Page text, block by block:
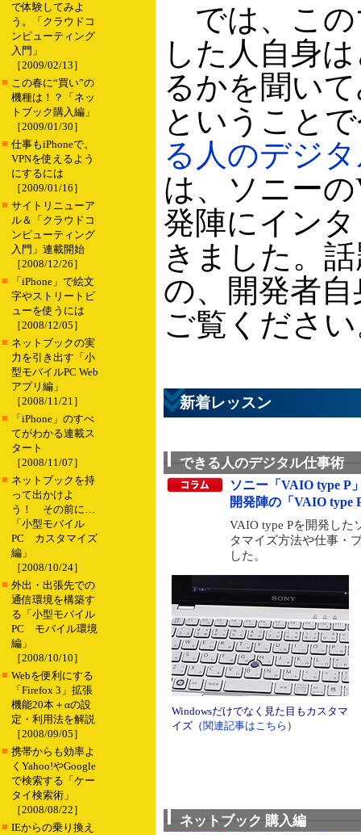
で体験してみよ
う。「クラウドコ
ンピューティング
入門」
［2009/02/13］
■ この春に“買い”の
機種は！？「ネッ
トブック購入編」
［2009/01/30］
■ 仕事もiPhoneで。
VPNを使えるよう
にするには
［2009/01/16］
■ サイトリニューア
ル＆「クラウドコ
ンピューティング
入門」連載開始
［2008/12/26］
■
「iPhone」で絵文
字やストリートビ
ューを使うには
［2008/12/05］
■ ネットブックの実
力を引き出す「小
型モバイルPC Web
アプリ編」
［2008/11/21］
■
「iPhone」のすべ
てがわかる連載ス
タート
［2008/11/07］
■ ネットブックを持
って出かけよ
う！ その前に…
「小型モバイル
PC カスタマイズ
編」
［2008/10/24］
■ 外出・出張先での
通信環境を構築す
る「小型モバイル
PC モバイル環境
編」
［2008/10/10］
■ Webを便利にする
「Firefox 3」拡張
機能20本＋αの設
定・利用法を解説
［2008/09/05］
■ 携帯からも効率よ
くYahoo!やGoogle
で検索する「ケー
タイ検索術」
［2008/08/22］
■ IEからの乗り換え
では、この
した人自身
るかを聞い
ということ
る人のデジ
は、ソニーの
発陣にイン
きました。
の、開発者
ご覧くださ
新着レッスン
できる人のデジタル仕事術
ソニー「VAIO type
開発陣の「VAIO type
VAIO type Pを開発した
タマイズ方法や仕事・
した。
Windowsだけでなく見た目もカスタマ
イズ（ 関連記事はこちら ）
ネットブック 購入編